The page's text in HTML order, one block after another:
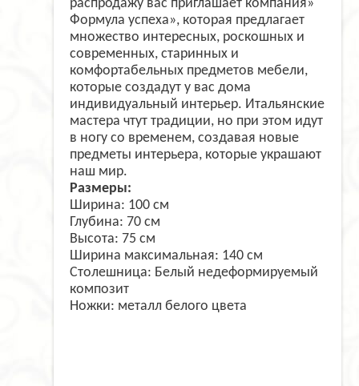
распродажу вас приглашает компания»
Формула успеха», которая предлагает
множество интересных, роскошных и
современных, старинных и
комфортабельных предметов мебели,
которые создадут у вас дома
индивидуальный интерьер. Итальянские
мастера чтут традиции, но при этом идут
в ногу со временем, создавая новые
предметы интерьера, которые украшают
наш мир.
Размеры:
Ширина: 100 см
Глубина: 70 см
Высота: 75 см
Ширина максимальная: 140 см
Столешница: Белый недеформируемый
композит
Ножки: металл белого цвета